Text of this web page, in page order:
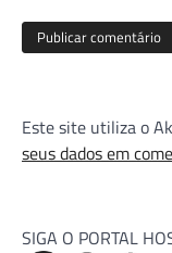
Este site utiliza o
seus dados em
SIGA O PORTAL